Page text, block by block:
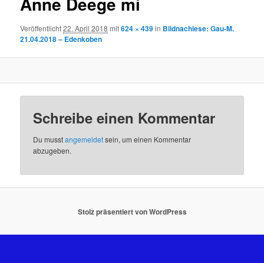
Veröffentlicht22. April 2018 mit624 × 439in Bildnachlese: Gau-M.
21.04.2018 – Edenkoben
Schreibe einen Kommentar
Du musstangemeldetsein, um einen Kommentar
abzugeben.
Stolz präsentiert von WordPress